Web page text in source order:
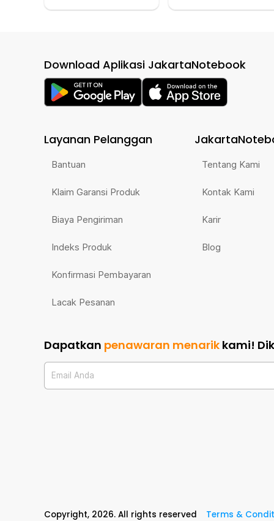
Download Aplikasi JakartaNotebook
Layanan Pelanggan
Bantuan
Klaim Garansi Produk
Biaya Pengiriman
Indeks Produk
Konfirmasi Pembayaran
Lacak Pesanan
Tentang Kami
Kontak Kami
Karir
Blog
Dapatkan penawaran menarik kami!
Email Anda
Copyright, 2026. All rights reserved Terms &